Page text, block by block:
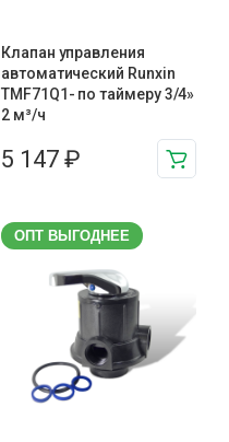
Клапан управления
автоматический Runxin
TMF71Q1- по таймеру 3/4»
2 м³/ч
5 147 ₽
ОПТ ВЫГОДНЕЕ